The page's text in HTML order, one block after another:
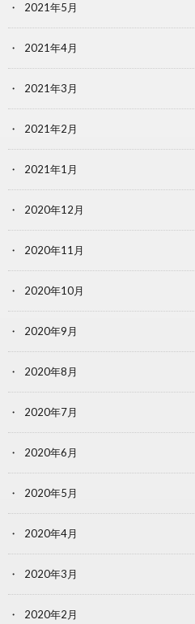
2021年5月
2021年4月
2021年3月
2021年2月
2021年1月
2020年12月
2020年11月
2020年10月
2020年9月
2020年8月
2020年7月
2020年6月
2020年5月
2020年4月
2020年3月
2020年2月